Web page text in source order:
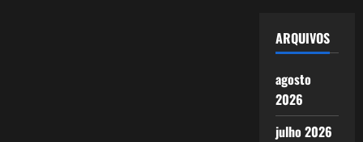
ARQUIVOS
agosto
2026
julho 2026